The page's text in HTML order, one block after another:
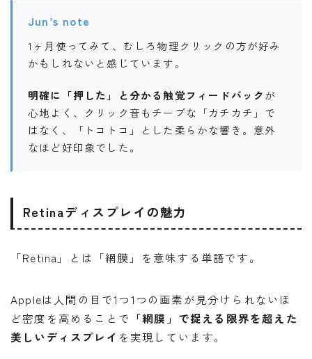
Jun’s note
1ヶ月使ってみて、むしろ物理クリックの方が好み
かもしれないと感じています。
明確に「押した」と分かる触覚フィードバックが
心地よく、クリック音もチープな「カチカチ」で
はなく、「トコトコ」とした柔らかな響き。意外
なほど好印象でした。
Retinaディスプレイの魅力
「Retina」とは「網膜」を意味する単語です。
Appleは人間の目で1つ1つの画素が見分けられないほ
ど密度を高めることで 「網膜」で捉える限界を超えた
美しいディスプレイ を実現しています。